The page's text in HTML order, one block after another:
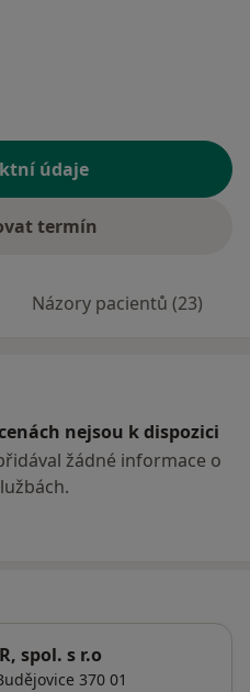
údaje
termín
Názory pacientů (23)
nejsou k dispozici
žádné informace o
spol. s r.o
370 01